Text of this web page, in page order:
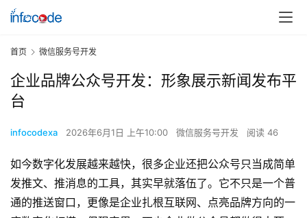
首页 微信服务号开发
企业品牌公众号开发：形象展示新闻发布平
台
infocodexa 2026年6月1日 上午10:00 微信服务号开发 阅读 46
如今数字化发展越来越快，很多企业还把公众号只当成简单
发推文、推消息的工具，其实早就落伍了。它不只是一个普
通的推送窗口，更像是企业扎根互联网、点亮品牌方向的一